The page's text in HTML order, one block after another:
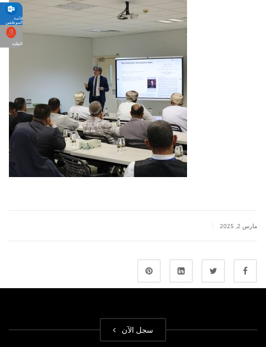
مارس 2, 2025
سجل الآن
قائمة
الموظفين
الطلبة